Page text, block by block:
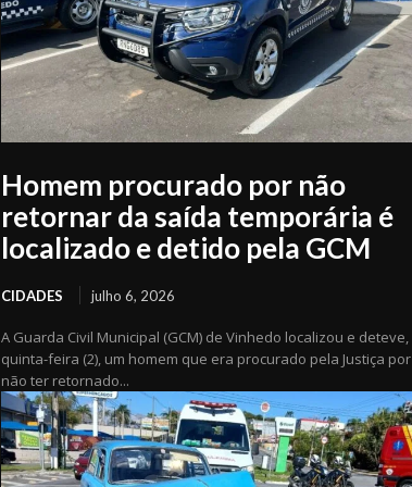
Homem procurado por não
retornar da saída temporária é
localizado e detido pela GCM
CIDADES julho 6, 2026
A Guarda Civil Municipal (GCM) de Vinhedo localizou e
quinta-feira (2), um homem que era procurado pela Justiça por
não ter retornado...